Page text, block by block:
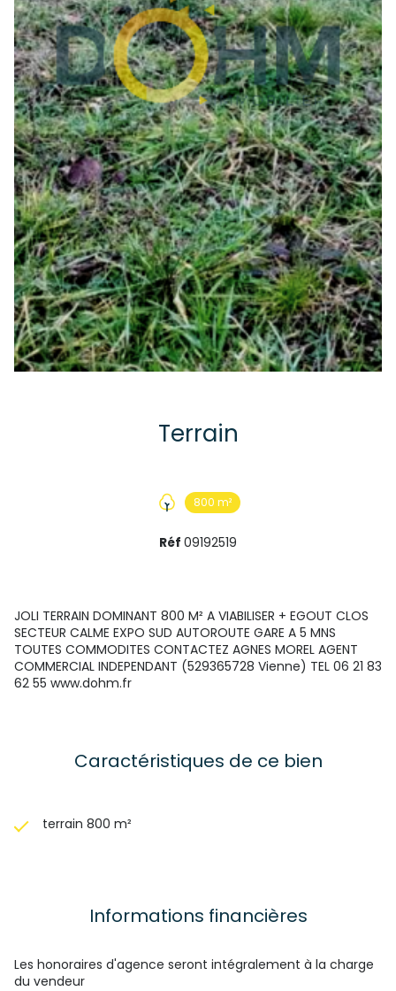
Terrain
800 m²
Réf 09192519
JOLI TERRAIN DOMINANT 800 M² A VIABILISER + EGOUT CLOS
SECTEUR CALME EXPO SUD AUTOROUTE GARE A 5 MNS
TOUTES COMMODITES CONTACTEZ AGNES MOREL AGENT
COMMERCIAL INDEPENDANT (529365728 Vienne) TEL 06 21 83
62 55 www.dohm.fr
Caractéristiques de ce bien
terrain 800 m²
Informations financières
Les honoraires d'agence seront intégralement à la charge
du vendeur